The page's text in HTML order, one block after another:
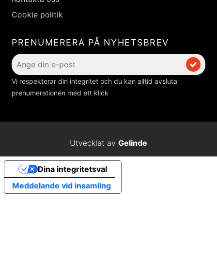
Cookie politik
PRENUMERERA PÅ NYHETSBREV
Vi respekterar din integritet och du kan alltid avsluta
prenumerationen med ett klick
Utvecklat av Gelinde
Meddelande vid insamling
Dina integritetsval